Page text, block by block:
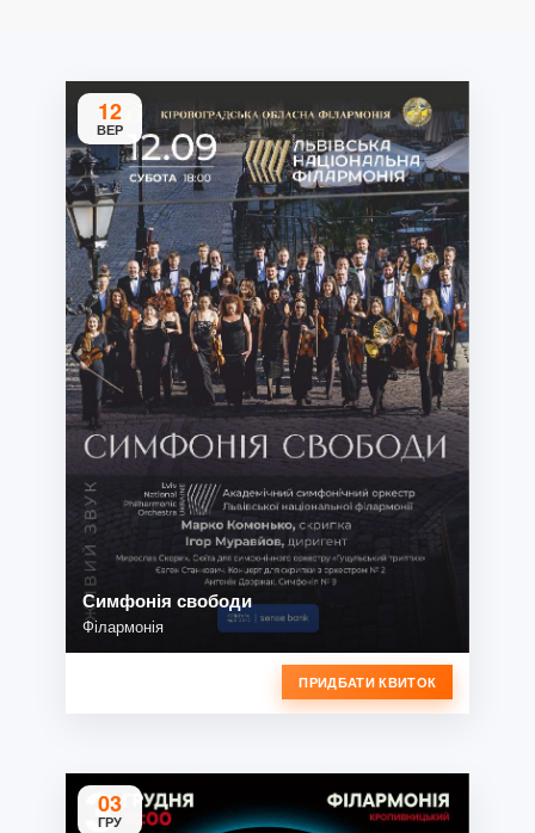
12
ВЕР
Симфонія свободи
Філармонія
ПРИДБАТИ КВИТОК
03
ГРУ